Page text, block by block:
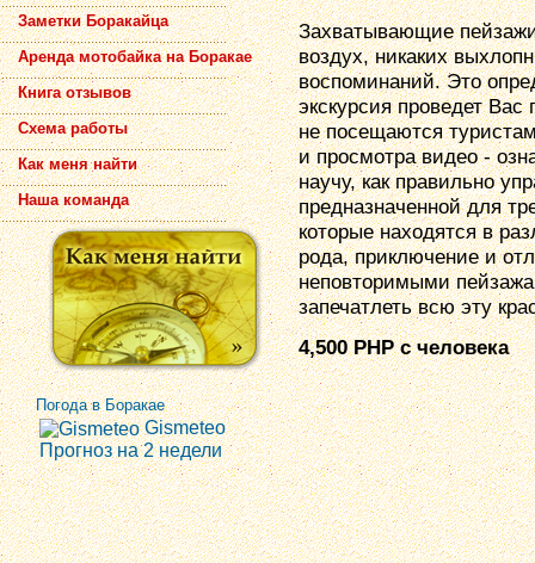
Заметки Боракайца
Аренда мотобайка на Боракае
Книга отзывов
Схема работы
Как меня найти
Наша команда
Погода в Боракае
Gismeteo
Прогноз на 2 недели
Захватывающие
воздух, никаких
воспоминаний. Это
экскурсия проведет
не посещаются
и просмотра видео -
научу, как правильно
предназначенной для
которые находятся в
рода, приключение и
неповторимыми
запечатлеть всю эту
4,500PHPс человека